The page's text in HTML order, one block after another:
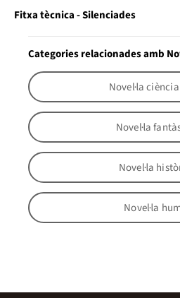
Fitxa tècnica - Silenciades
Categories relacionades amb
Novel·la
Novel·la
Novel·la
Novel·la